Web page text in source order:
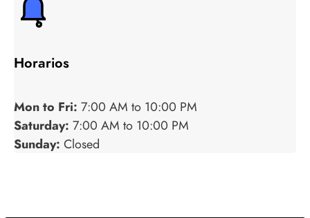
Horarios
Mon to Fri: 7:00 AM to 10:00 PM
Saturday: 7:00 AM to 10:00 PM
Sunday: Closed